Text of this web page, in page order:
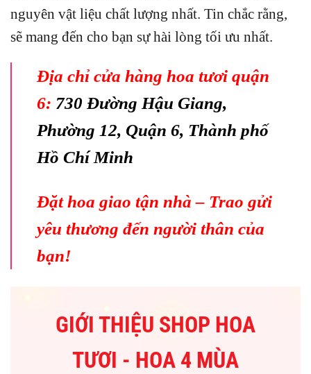
nguyên vật liệu chất lượng nhất. Tin chắc rằng,
sẽ mang đến cho bạn sự hài lòng tối ưu nhất.
Địa chỉ cửa hàng hoa tươi quận
6: 730 Đường Hậu Giang,
Phường 12, Quận 6, Thành phố
Hồ Chí Minh
Đặt hoa giao tận nhà – Trao gửi
yêu thương đến người thân của
bạn!
GIỚI THIỆU SHOP HOA
TƯƠI - HOA 4 MÙA